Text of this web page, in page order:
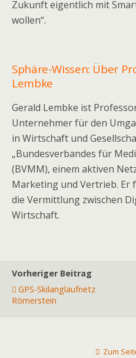
Zukunft eigentlich mit
wollen“.
Sphäre-Wissen: Über
Lembke
Gerald Lembke ist
Unternehmer für den
in Wirtschaft und
„Bundesverbandes für
(BVMM), einem aktiven
Marketing und Vertrieb. Er
die Vermittlung zwischen
Wirtschaft.
Vorheriger Beitrag
GPS-Skilanglaufnetz
Römerstein
Zum